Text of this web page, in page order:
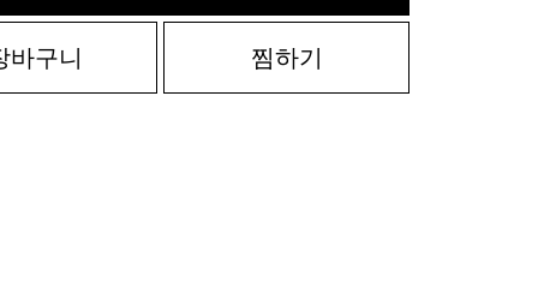
바구니 찜하기